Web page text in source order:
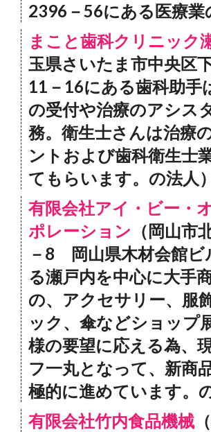
2396－56にある医療業
まこと歯科クリニック
玉県さいたま市中央区
11－16にある歯科助手
の受付や治療のアシス
務。衛生士さんは治療
ントおよび歯科衛生士
てもらいます。の法人）
有限会社アイ・ビー・
ポレーション （岡山市
－8 岡山県木材会館ビ
る瀬戸内を中心に大手
の、アクセサリー、服
ック、傘などショップ
様の要望に応える為、
フ一丸となって、新商
極的に進めています。
有限会社竹内食品機械